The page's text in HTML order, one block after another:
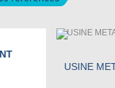
USINE